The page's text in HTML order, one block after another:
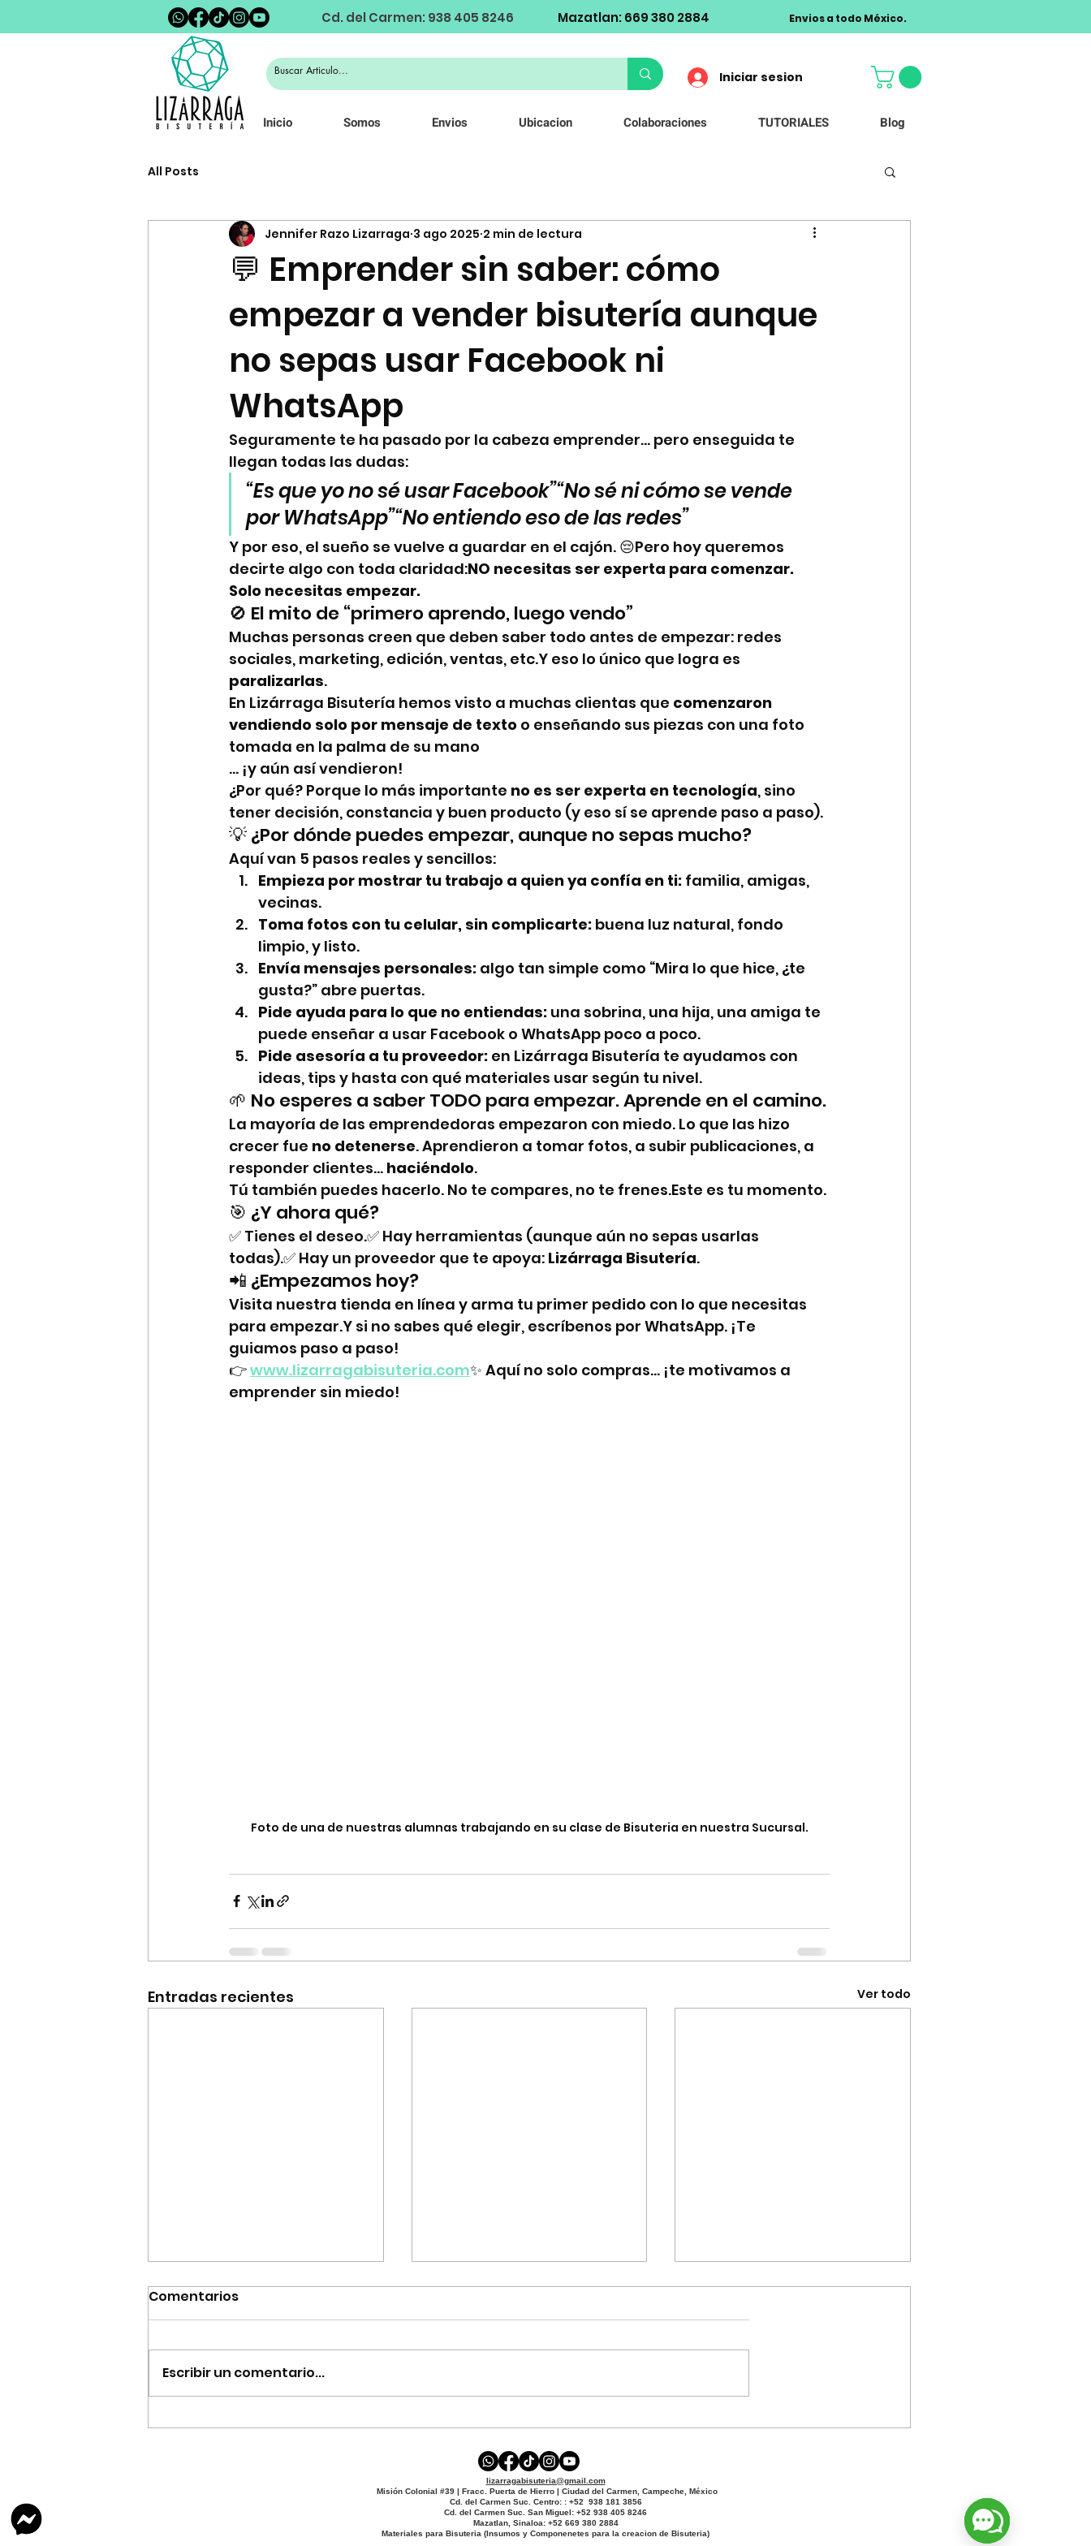
Cd. del Carmen: 938 405 8246 Mazatlan: 669 380 2884 Envios a todo México.
Iniciar sesion
Inicio Somos Envios Ubicacion Colaboraciones TUTORIALES Blog
All Posts
💬 Emprender sin saber: cómo
empezar a vender bisutería aunque
no sepas usar Facebook ni
WhatsApp
Jennifer Razo Lizarraga 3 ago 2025 2 min de lectura
Seguramente te ha pasado por la cabeza emprender… pero enseguida te
llegan todas las dudas:
“Es que yo no sé usar Facebook”“No sé ni cómo se vende
por WhatsApp”“No entiendo eso de las redes”
Y por eso, el sueño se vuelve a guardar en el cajón. 😔Pero hoy queremos
decirte algo con toda claridad:NO necesitas ser experta para comenzar.
Solo necesitas empezar.
🚫 El mito de “primero aprendo, luego vendo”
Muchas personas creen que deben saber todo antes de empezar: redes
sociales, marketing, edición, ventas, etc.Y eso lo único que logra es
paralizarlas.
En Lizárraga Bisutería hemos visto a muchas clientas que comenzaron
vendiendo solo por mensaje de texto o enseñando sus piezas con una foto
tomada en la palma de su mano
… ¡y aún así vendieron!
¿Por qué? Porque lo más importante no es ser experta en tecnología, sino
tener decisión, constancia y buen producto (y eso sí se aprende paso a paso).
💡 ¿Por dónde puedes empezar, aunque no sepas mucho?
Aquí van 5 pasos reales y sencillos:
Empieza por mostrar tu trabajo a quien ya confía en ti: familia, amigas,
vecinas.
Toma fotos con tu celular, sin complicarte: buena luz natural, fondo
limpio, y listo.
Envía mensajes personales: algo tan simple como “Mira lo que hice, ¿te
gusta?” abre puertas.
Pide ayuda para lo que no entiendas: una sobrina, una hija, una amiga te
puede enseñar a usar Facebook o WhatsApp poco a poco.
Pide asesoría a tu proveedor: en Lizárraga Bisutería te ayudamos con
ideas, tips y hasta con qué materiales usar según tu nivel.
🌱 No esperes a saber TODO para empezar. Aprende en el camino.
La mayoría de las emprendedoras empezaron con miedo. Lo que las hizo
crecer fue no detenerse. Aprendieron a tomar fotos, a subir publicaciones, a
responder clientes… haciéndolo.
Tú también puedes hacerlo. No te compares, no te frenes.Este es tu momento.
🎯 ¿Y ahora qué?
✅ Tienes el deseo.✅ Hay herramientas (aunque aún no sepas usarlas
todas).✅ Hay un proveedor que te apoya: Lizárraga Bisutería.
📲 ¿Empezamos hoy?
Visita nuestra tienda en línea y arma tu primer pedido con lo que necesitas
para empezar.Y si no sabes qué elegir, escríbenos por WhatsApp. ¡Te
guiamos paso a paso!
👉 www.lizarragabisuteria.com✨ Aquí no solo compras… ¡te motivamos a
emprender sin miedo!
Foto de una de nuestras alumnas trabajando en su clase de Bisuteria en nuestra Sucursal.
Entradas recientes Ver todo
✂️ Desarmar para
😱 No vas a creer cómo
cuando empecé (La
prueba de que la
práctica hace magia)
🤫 El error silencioso que
Comentarios
Escribir un comentario...
lizarragabisuteria@gmail.com
Misión Colonial #39 | Fracc. Puerta de Hierro | Ciudad del Carmen, Campeche, México
Cd. del Carmen Suc. Centro: : +52 938 181 3856
Cd. del Carmen Suc. San Miguel: +52 938 405 8246
Mazatlan, Sinaloa: +52 669 380 2884
Materiales para Bisuteria (Insumos y Componenetes para la creacion de Bisuteria)